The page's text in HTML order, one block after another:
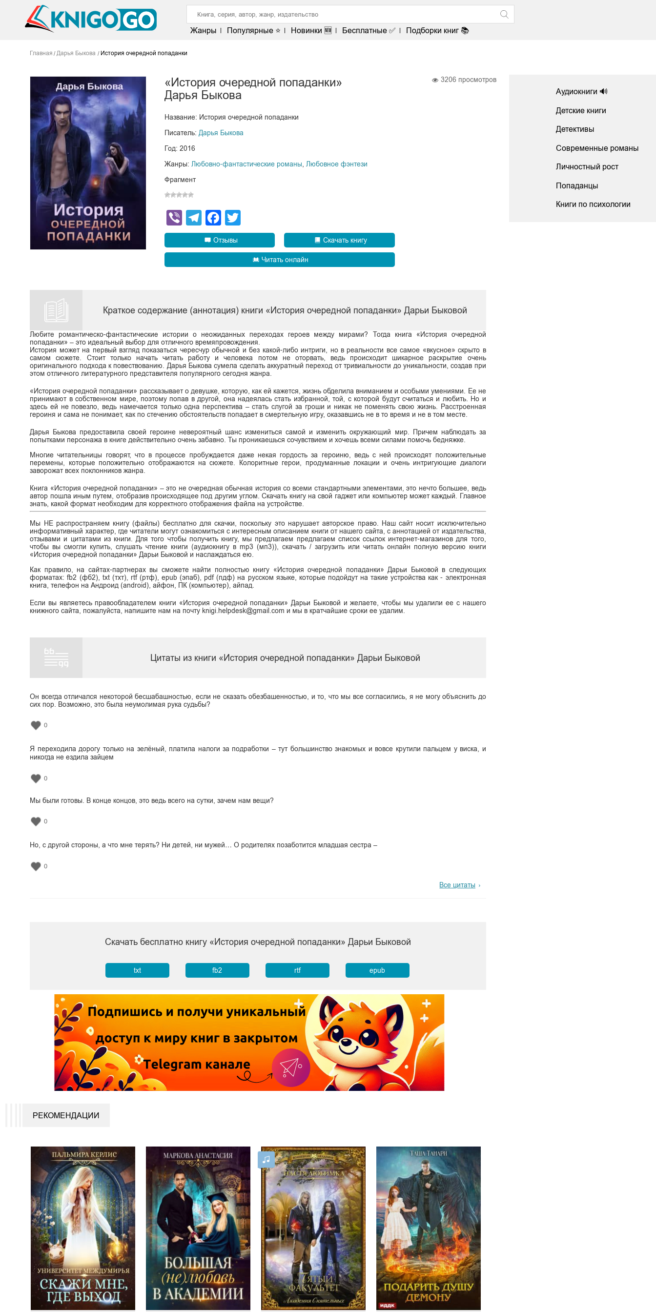
Жанры Популярные ⭐ Новинки 🆕 Бесплатные ✅ Подборки книг 📚
Главная Дарья Быкова История очередной попаданки
«История очередной попаданки»
Дарья Быкова
Название: История очередной попаданки
Писатель: Дарья Быкова
Год: 2016
Жанры: Любовно-фантастические романы
Любовное фэнтези
Фрагмент
ViberTelegram
Facebook
Отзывы Скачать книгу
Читать онлайн
3206 просмотров
Краткое содержание (аннотация) книги «История очередной попаданки» Дарьи Быковой
Любите романтическо-фантастические истории о неожиданных переходах героев между мирами? Тогда книга «История очередной
попаданки» – это идеальный выбор для отличного времяпровождения.
История может на первый взгляд показаться чересчур обычной и без какой-либо интриги, но в реальности все самое «вкусное» скрыто в
самом сюжете. Стоит только начать читать работу и человека потом не оторвать, ведь происходит шикарное раскрытие очень
оригинального подхода к повествованию. Дарья Быкова сумела сделать аккуратный переход от тривиальности до уникальности, создав при
этом отличного литературного представителя популярного сегодня жанра.
«История очередной попаданки» рассказывает о девушке, которую, как ей кажется, жизнь обделила вниманием и особыми умениями. Ее не
принимают в собственном мире, поэтому попав в другой, она надеялась стать избранной, той, с которой будут считаться и любить. Но и
здесь ей не повезло, ведь намечается только одна перспектива – стать слугой за гроши и никак не поменять свою жизнь. Расстроенная
героиня и сама не понимает, как по стечению обстоятельств попадает в смертельную игру, оказавшись не в то время и не в том месте.
Дарья Быкова предоставила своей героине невероятный шанс измениться самой и изменить окружающий мир. Причем наблюдать за
попытками персонажа в книге действительно очень забавно. Ты проникаешься сочувствием и хочешь всеми силами помочь бедняжке.
Многие читательницы говорят, что в процессе пробуждается даже некая гордость за героиню, ведь с ней происходят положительные
перемены, которые положительно отображаются на сюжете. Колоритные герои, продуманные локации и очень интригующие диалоги
заворожат всех поклонников жанра.
Книга «История очередной попаданки» – это не очередная обычная история со всеми стандартными элементами, это нечто большее, ведь
автор пошла иным путем, отобразив происходящее под другим углом. Скачать книгу на свой гаджет или компьютер может каждый. Главное
знать, какой формат необходим для корректного отображения файла на устройстве.
Мы НЕ распространяем книгу (файлы) бесплатно для скачки, поскольку это нарушает авторское право. Наш сайт носит исключительно
информативный характер, где читатели могут ознакомиться с интересным описанием книги от нашего сайта, с аннотацией от издательства,
отзывами и цитатами из книги. Для того чтобы получить книгу, мы предлагаем предлагаем список ссылок интернет-магазинов для того,
чтобы вы смогли купить, слушать чтение книги (аудиокнигу в mp3 (мп3)), скачать / загрузить или читать онлайн полную версию книги
«История очередной попаданки» Дарьи Быковой и наслаждаться ею.
Как правило, на сайтах-партнерах вы сможете найти полностью книгу «История очередной попаданки» Дарьи Быковой в следующих
форматах: fb2 (фб2), txt (тхт), rtf (ртф), epub (эпаб), pdf (пдф) на русском языке, которые подойдут на такие устройства как - электронная
книга, телефон на Андроид (android), айфон, ПК (компьютер), айпад.
Если вы являетесь правообладателем книги «История очередной попаданки» Дарьи Быковой и желаете, чтобы мы удалили ее с нашего
книжного сайта, пожалуйста, напишите нам на почту knigi.helpdesk@gmail.com и мы в кратчайшие сроки ее удалим.
Цитаты из книги «История очередной попаданки» Дарьи Быковой
Он всегда отличался некоторой бесшабашностью, если не сказать обезбашенностью, и то, что мы все согласились, я не могу объяснить до
сих пор. Возможно, это была неумолимая рука судьбы?
0
Я переходила дорогу только на зелёный, платила налоги за подработки – тут большинство знакомых и вовсе крутили пальцем у виска, и
никогда не ездила зайцем
0
Мы были готовы. В конце концов, это ведь всего на сутки, зачем нам вещи?
0
Но, с другой стороны, а что мне терять? Ни детей, ни мужей… О родителях позаботится младшая сестра –
0
Все цитаты
Скачать бесплатно книгу «История очередной попаданки» Дарьи Быковой
txt fb2 rtf epub
РЕКОМЕНДАЦИИ
Аудиокниги 🔊
Детские книги
Детективы
Современные романы
Личностный рост
Попаданцы
Книги по психологии